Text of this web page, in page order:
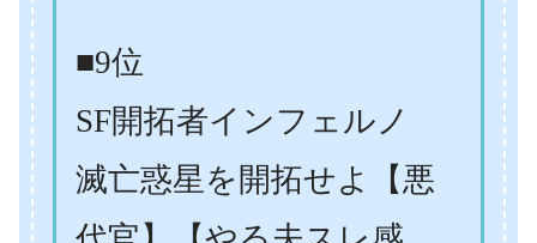
■9位
SF開拓者インフェルノ
滅亡惑星を開拓せよ【悪